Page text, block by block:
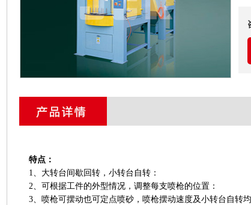
特点：
1、大转台间歇回转，小转台自转：
2、可根据工件的外型情况，调整每支喷枪的位置：
3、喷枪可摆动也可定点喷砂，喷枪摆动速度及小转台自转